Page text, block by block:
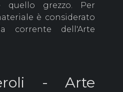
quello grezzo. Per
è considerato
corrente dell'Arte
- Arte